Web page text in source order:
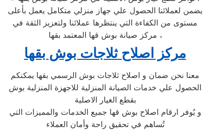
يضمن لعملائنا الحصول علي جهاز منزلي متكامل يعمل بأعلى
مستوى من الكفاءة التي ينتظرها عملائنا ولتعزيز الثقة في
مركز صيانة بوش قها المعتمد بقها ،
مركز اصلاح ثلاجات بوش بقها
معنا نحن ضمان و اصلاح ثلاجات بوش الرسمي بقها يمكنكم
الحصول علي خدمات الصيانة المنزلية للاجهزة المنزلية بوش
بقطع الغيار الاصلية
و يُوفر ارقام اصلاح بوش قها جميع الخدمات والمميزات التي
تُساهم في تحقيق راحة وأمان العملاء